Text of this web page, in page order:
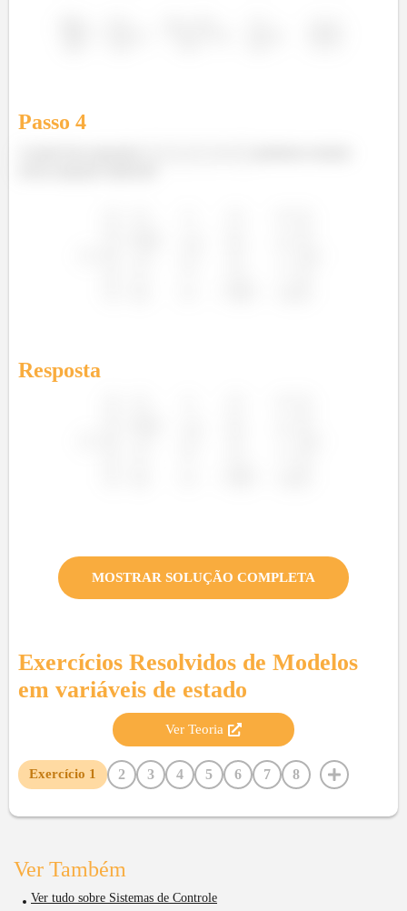
Passo 4
Resposta
MOSTRAR SOLUÇÃO COMPLETA
Exercícios Resolvidos de Modelos
em variáveis de estado
Ver Teoria
Exercício 1 2 3 4 5 6 7 8
Ver Também
Ver tudo sobre Sistemas de Controle